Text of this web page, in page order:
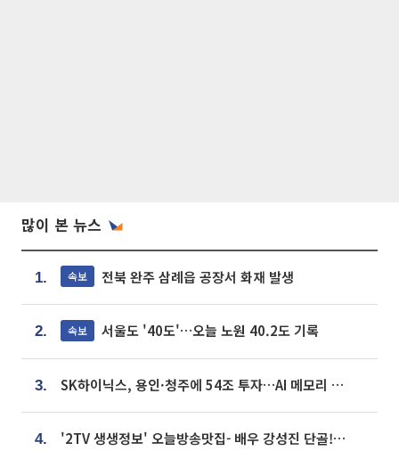
많이 본 뉴스
1. 속보 전북 완주 삼례읍 공장서 화재 발생
2. 속보 서울도 '40도'…오늘 노원 40.2도 기록
3. SK하이닉스, 용인·청주에 54조 투자…AI 메모리 생산기지 키운다
4. '2TV 생생정보' 오늘방송맛집- 배우 강성진 단골! 쌀국수ㆍ푸팟퐁 커리 맛집 '블○○○'